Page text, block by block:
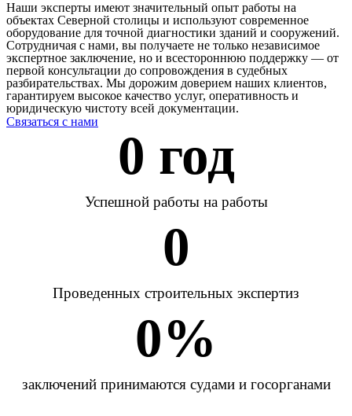
Наши эксперты имеют значительный опыт работы на
объектах Северной столицы и используют современное
оборудование для точной диагностики зданий и сооружений.
Сотрудничая с нами, вы получаете не только независимое
экспертное заключение, но и всестороннюю поддержку — от
первой консультации до сопровождения в судебных
разбирательствах. Мы дорожим доверием наших клиентов,
гарантируем высокое качество услуг, оперативность и
юридическую чистоту всей документации.
Связаться с нами
0 год
Успешной работы на работы
0
Проведенных строительных экспертиз
0%
заключений принимаются судами и госорганами